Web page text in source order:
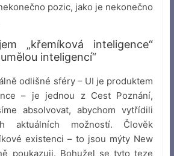
pozic, jako je nekonečno
„křemíková inteligence“
inteligencí“
odlišné sféry – UI je produktem
– je jednou z Cest Poznání,
absolvovat, abychom vytřídili
aktuálních možností. Člověk
existenci – to jsou mýty New
poukazuji. Bohužel se tyto teze